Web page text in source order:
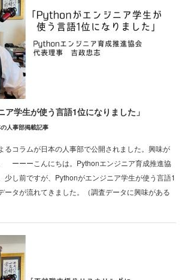
ア学生が使う言語1位になりました」
人事部掲載記事
るコラムが日本の人事部で公開されました。興味が
ーーーこんにちは。Pythonエンジニア育成推進協
少し前ですが、Pythonがエンジニア学生が使う言語1
ータが流れてきました。（調査データに興味がある